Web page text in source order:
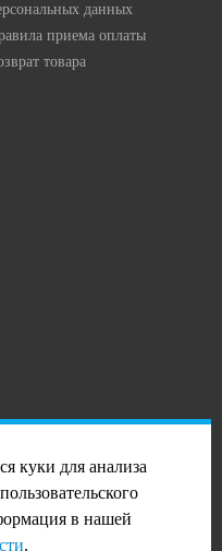
куки для анализа
в нашей
.
данных
приема оплаты
товара